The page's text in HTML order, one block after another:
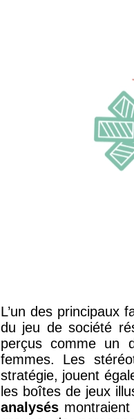
L’un des principaux
du jeu de société
perçus comme un
femmes. Les
stratégie, jouent
les boîtes de jeux
analysés montraient